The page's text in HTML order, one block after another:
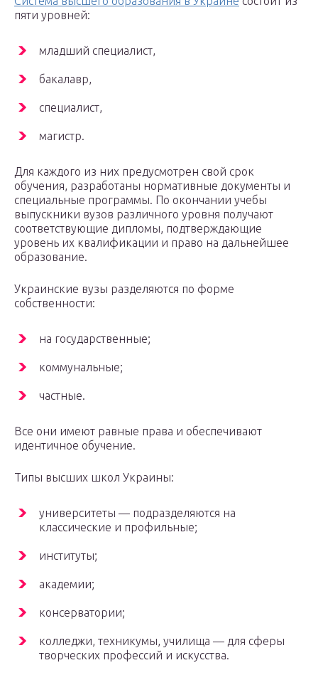
пяти уровней:
младший специалист,
бакалавр,
специалист,
магистр.
Для каждого из них предусмотрен свой срок
обучения, разработаны нормативные документы и
специальные программы. По окончании учебы
выпускники вузов различного уровня получают
соответствующие дипломы, подтверждающие
уровень их квалификации и право на дальнейшее
образование.
Украинские вузы разделяются по форме
собственности:
на государственные;
коммунальные;
частные.
Все они имеют равные права и обеспечивают
идентичное обучение.
Типы высших школ Украины:
университеты — подразделяются на
классические и профильные;
институты;
академии;
консерватории;
колледжи, техникумы, училища — для сферы
творческих профессий и искусства.